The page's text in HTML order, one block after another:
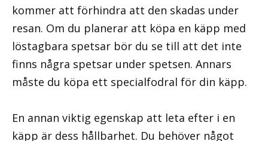
kommer att förhindra att den skadas under
resan. Om du planerar att köpa en käpp med
löstagbara spetsar bör du se till att det inte
finns några spetsar under spetsen. Annars
måste du köpa ett specialfodral för din käpp.
En annan viktig egenskap att leta efter i en
käpp är dess hållbarhet. Du behöver något